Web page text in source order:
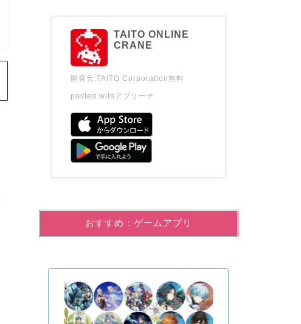
TAITO ONLINE
CRANE
開発元:TAITO Corporation無料
posted with アプリーチ
おすすめ：ゲームアプリ